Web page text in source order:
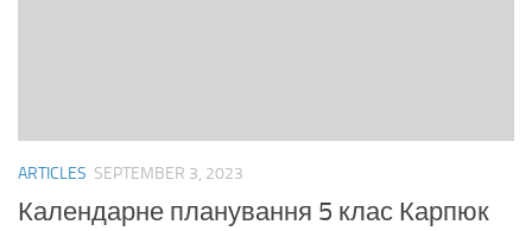
ARTICLES SEPTEMBER 3, 2023
Календарне планування 5 клас Карпюк